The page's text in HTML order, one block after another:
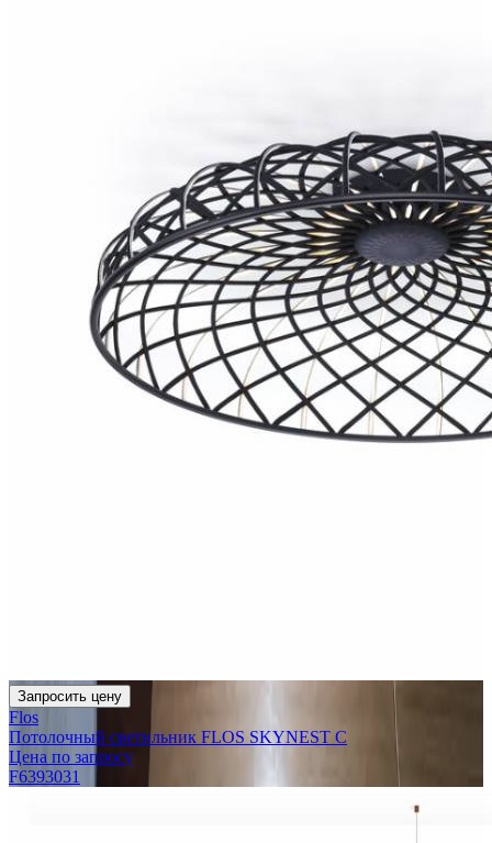
Запросить цену
Flos
Потолочный светильник FLOS SKYNEST C
Цена по запросу
F6393031